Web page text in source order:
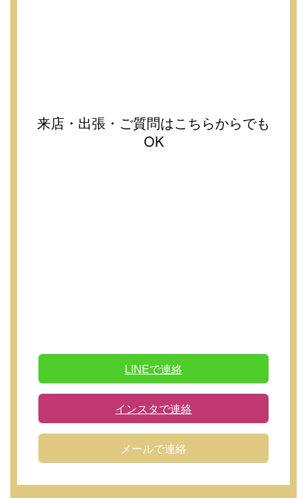
来店・出張・ご質問はこちらからでも
OK
LINEで連絡
インスタで連絡
メールで連絡